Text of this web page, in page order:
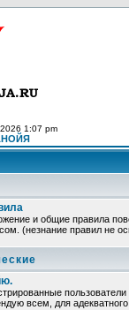
1:07 pm
и общие правила
(незнание правил не
всем, для